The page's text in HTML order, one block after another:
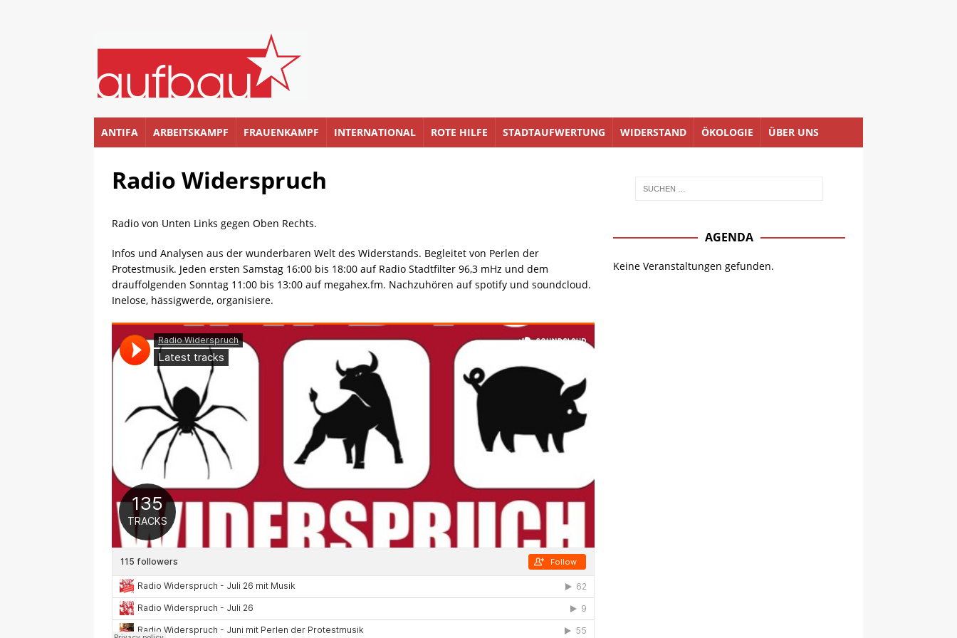
ANTIFA ARBEITSKAMPF FRAUENKAMPF INTERNATIONAL ROTE HILFE STADTAUFWERTUNG WIDERSTAND ÖKOLOGIE ÜBER UNS
Radio Widerspruch
Radio von Unten Links gegen Oben Rechts.
Infos und Analysen aus der wunderbaren Welt des Widerstands. Begleitet von Perlen der
Protestmusik. Jeden ersten Samstag 16:00 bis 18:00 auf Radio Stadtfilter 96,3 mHz und dem
drauffolgenden Sonntag 11:00 bis 13:00 auf megahex.fm. Nachzuhören auf spotify und soundcloud.
Inelose, hässigwerde, organisiere.
AGENDA
Keine Veranstaltungen gefunden.